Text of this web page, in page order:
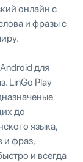
онлайн с
и фразы с
для
LinGo Play
до
языка,
и фраз,
и всегда